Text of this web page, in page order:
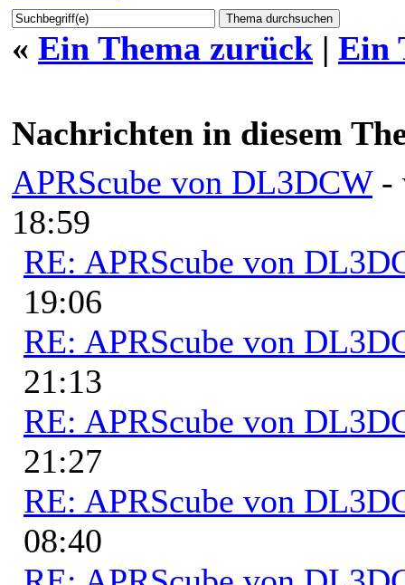
« Ein Thema zurück | Ein
Nachrichten in diesem
APRScube von DL3DCW -
18:59
RE: APRScube von
19:06
RE: APRScube von
21:13
RE: APRScube von
21:27
RE: APRScube von
08:40